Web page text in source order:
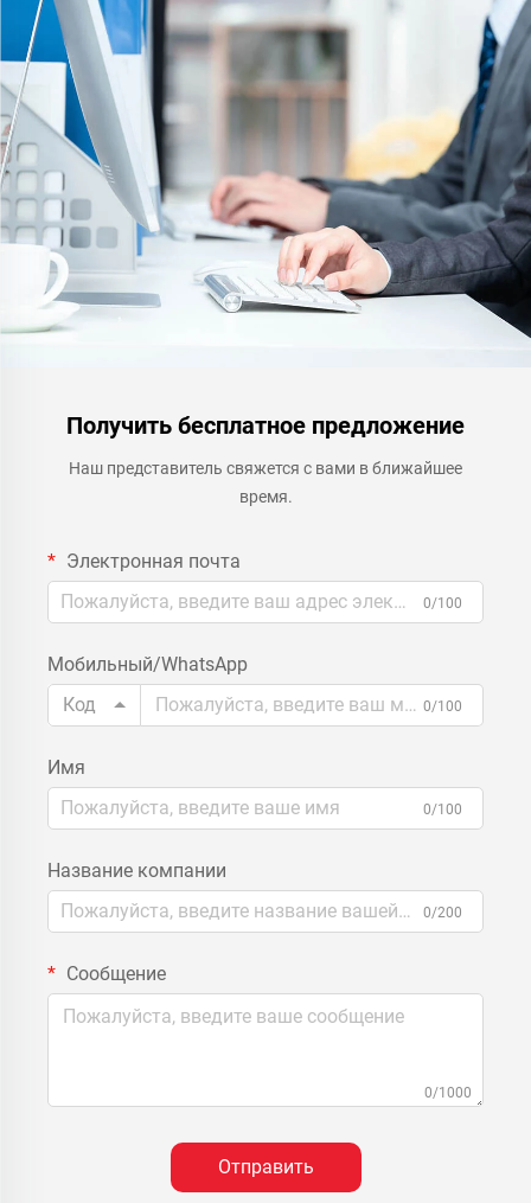
резервуаров для хранения
нефти
Получить бесплатное предложение
Наш представитель свяжется с вами в ближайшее
время.
Электронная почта
0/100
Мобильный/WhatsApp
Код
0/100
Имя
0/100
Название компании
0/200
Сообщение
0/1000
Отправить